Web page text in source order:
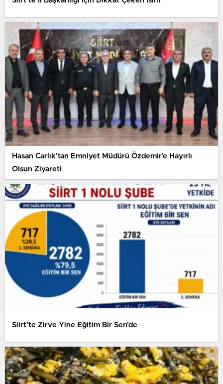
Hasan Carlık’tan Emniyet Müdürü Özdemir’e Hayırlı
Olsun Ziyareti
Siirt’te Zirve Yine Eğitim Bir Sen’de